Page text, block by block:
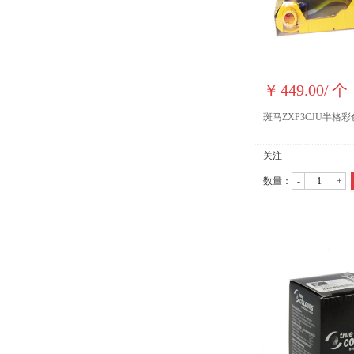
￥ 449.00/个
斑马ZXP3CJU半格彩
关注
数量： - +